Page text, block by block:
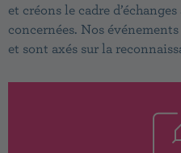
et créons le cadre
concernées. Nos
et sont axés sur la